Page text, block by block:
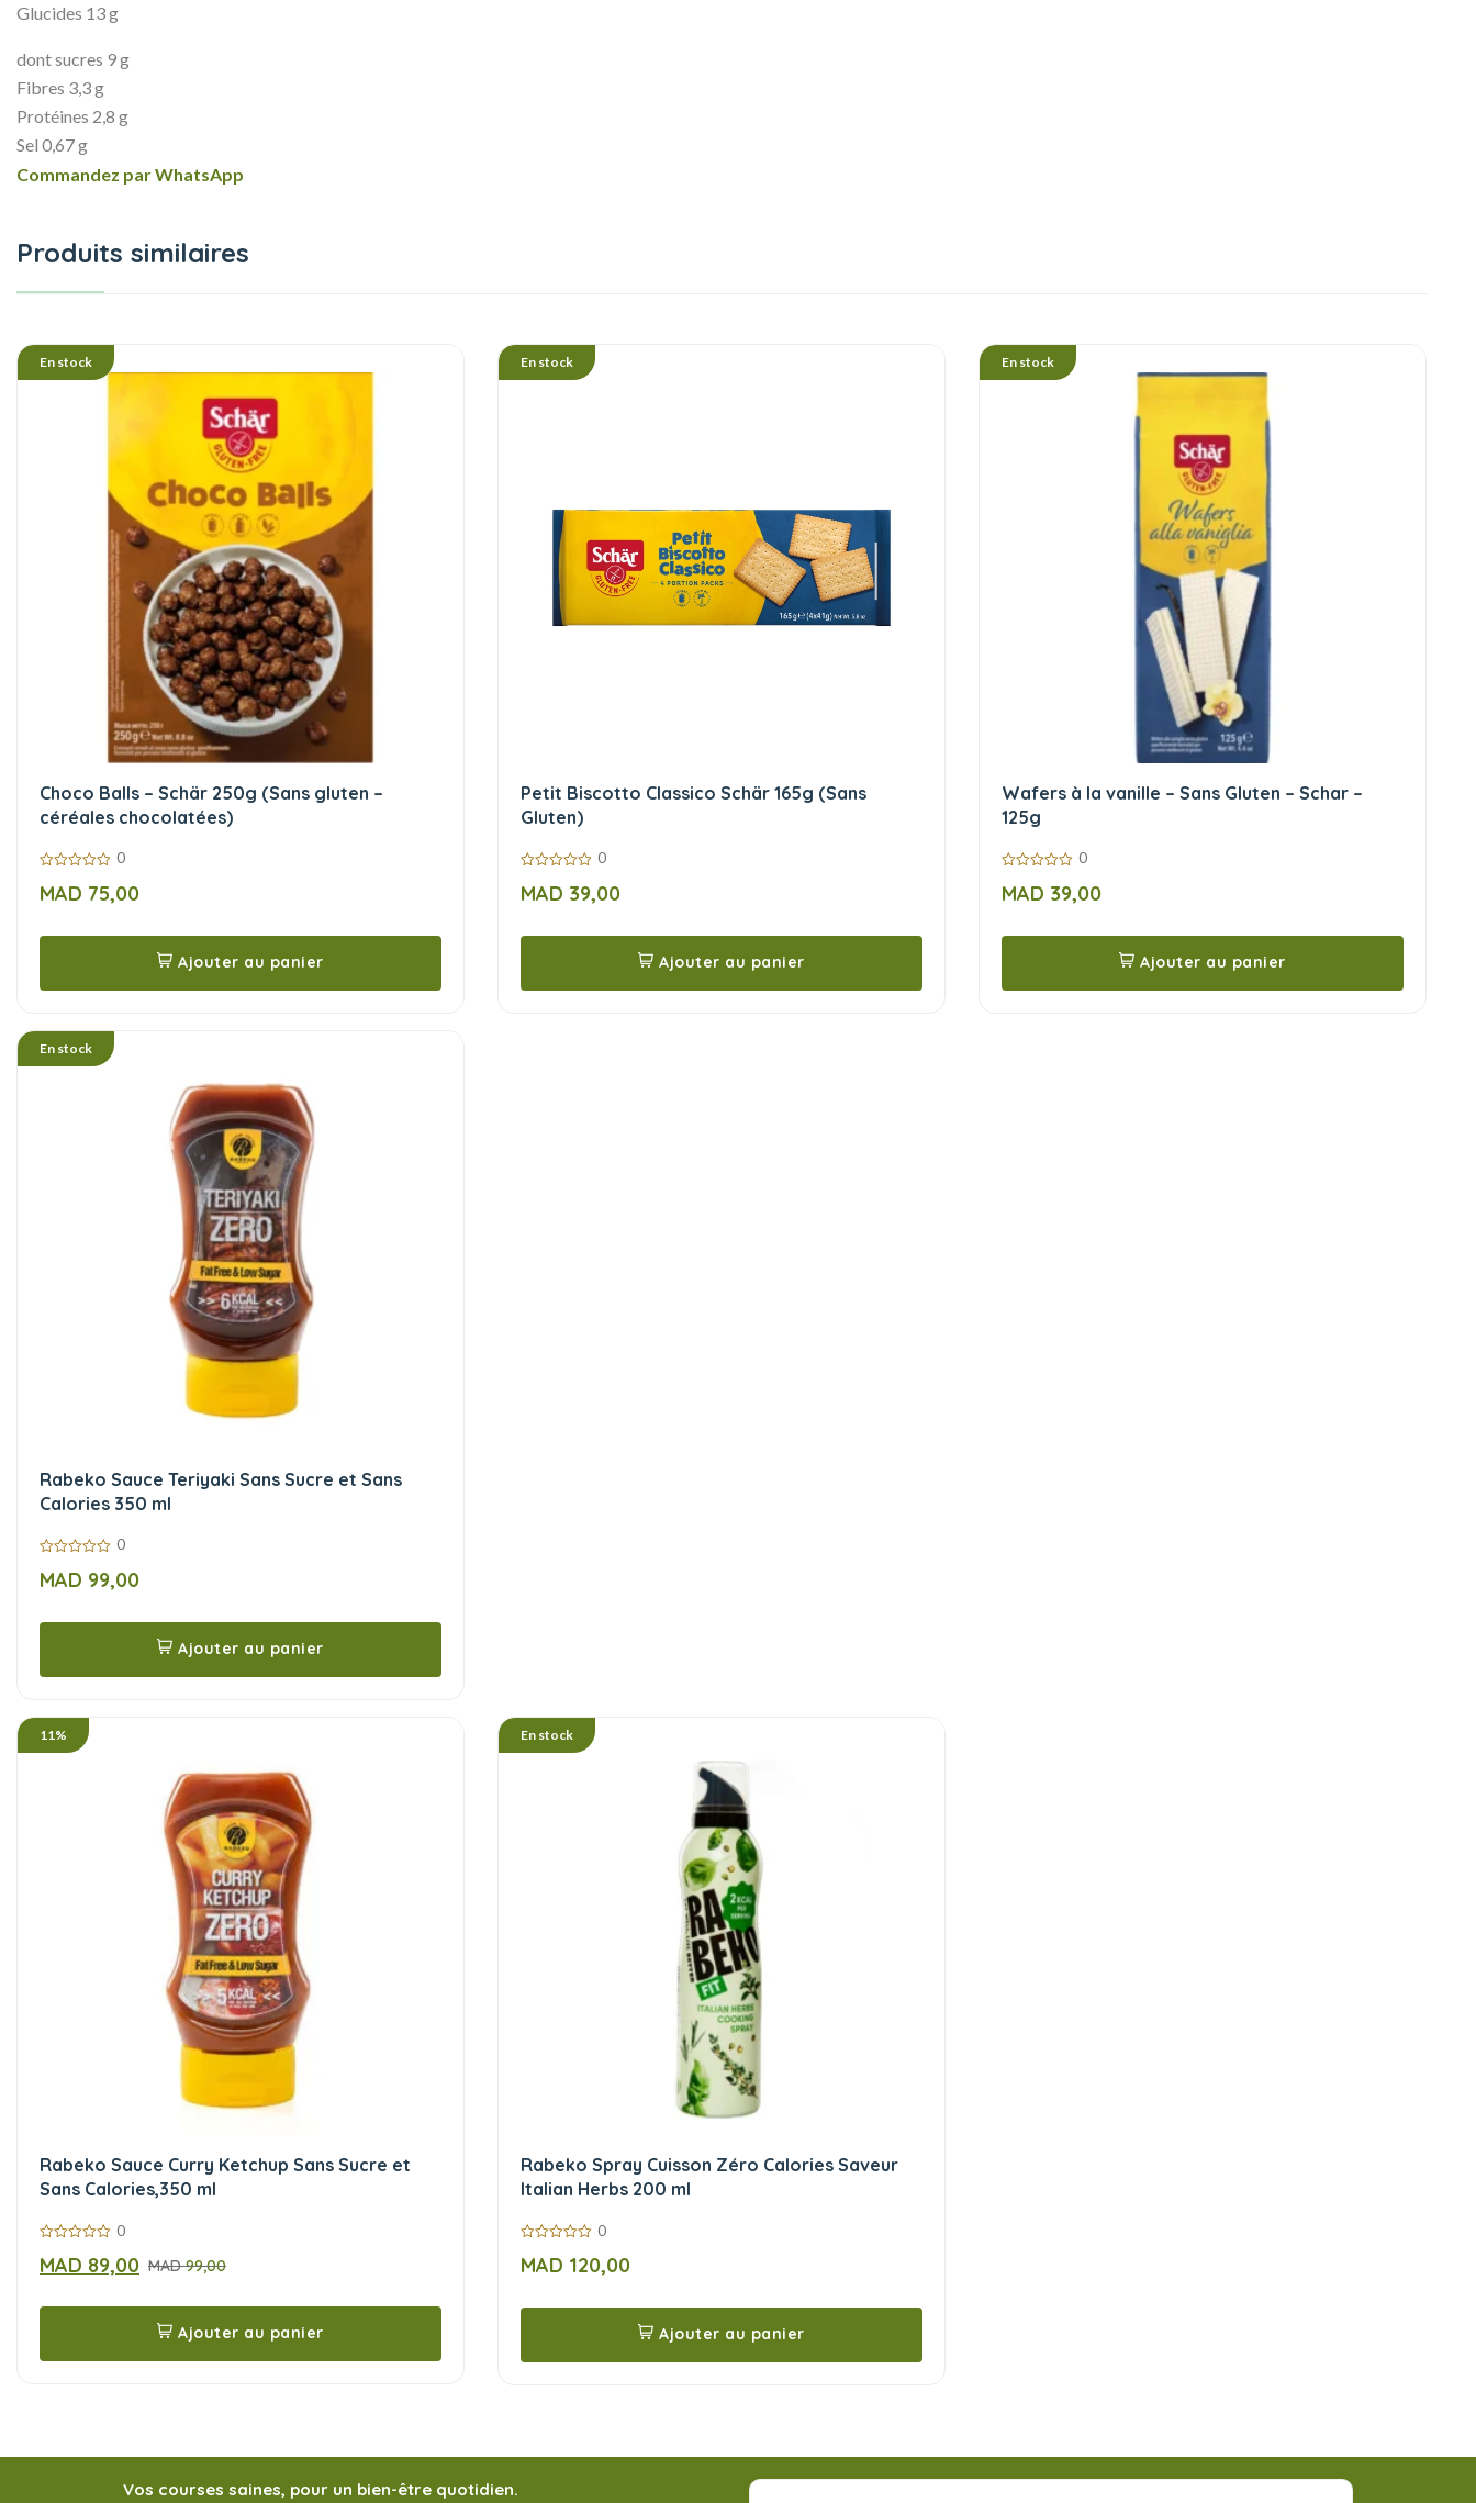
Glucides 13 g
dont sucres 9 g
Fibres 3,3 g
Protéines 2,8 g
Sel 0,67 g
Commandez par WhatsApp
Produits similaires
En stock
Choco Balls – Schär 250g (Sans gluten –
céréales chocolatées)
sur
5
0
MAD 75,00
Ajouter au panier
En stock
Petit Biscotto Classico Schär 165g (Sans
Gluten)
sur
5
0
MAD 39,00
Ajouter au panier
En stock
Wafers à la vanille – Sans Gluten – Schar –
125g
sur
5
0
MAD 39,00
Ajouter au panier
En stock
Rabeko Sauce Teriyaki Sans Sucre et Sans
Calories 350 ml
sur
5
0
MAD 99,00
Ajouter au panier
11%
Rabeko Sauce Curry Ketchup Sans Sucre et
Sans Calories,350 ml
sur
5
0
MAD99,00
MAD 89,00
Ajouter au panier
En stock
Rabeko Spray Cuisson Zéro Calories Saveur
Italian Herbs 200 ml
sur
0
MAD 120,00
Ajouter au panier
Vos courses saines, pour un bien-être quotidien.